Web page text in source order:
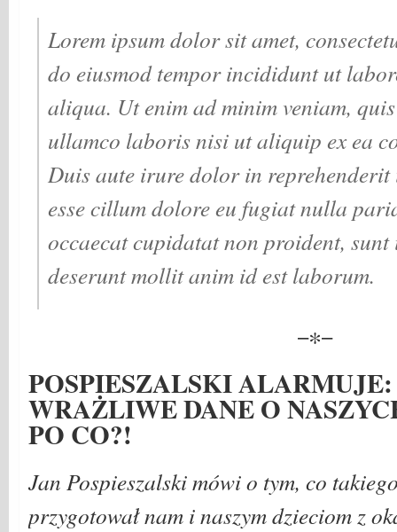
Lorem ipsum dolor sit amet,
do eiusmod tempor incididunt ut
aliqua. Ut enim ad minim veniam,
ullamco laboris nisi ut aliquip ex ea
Duis aute irure dolor in
esse cillum dolore eu fugiat nulla
occaecat cupidatat non proident,
deserunt mollit anim id est laborum.
−∗−
POSPIESZALSKI
WRAŻLIWE DANE O
PO CO?!
Jan Pospieszalski mówi o tym, co
przygotował nam i naszym dzieciom z